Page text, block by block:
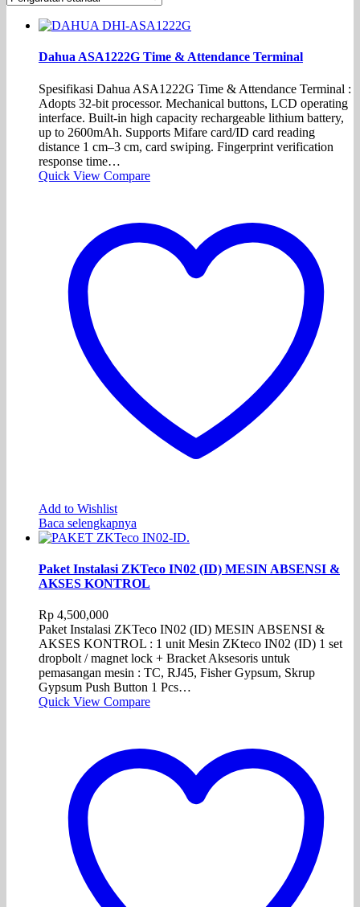
Dahua ASA1222G Time & Attendance Terminal
Spesifikasi Dahua ASA1222G Time & Attendance Terminal :
Adopts 32-bit processor. Mechanical buttons, LCD operating
interface. Built-in high capacity rechargeable lithium battery,
up to 2600mAh. Supports Mifare card/ID card reading
distance 1 cm–3 cm, card swiping. Fingerprint verification
response time…
Quick View Compare
Add to Wishlist
Baca selengkapnya
Paket Instalasi ZKTeco IN02 (ID) MESIN ABSENSI &
AKSES KONTROL
Rp 4,500,000
Paket Instalasi ZKTeco IN02 (ID) MESIN ABSENSI &
AKSES KONTROL : 1 unit Mesin ZKteco IN02 (ID) 1 set
dropbolt / magnet lock + Bracket Aksesoris untuk
pemasangan mesin : TC, RJ45, Fisher Gypsum, Skrup
Gypsum Push Button 1 Pcs…
Quick View Compare